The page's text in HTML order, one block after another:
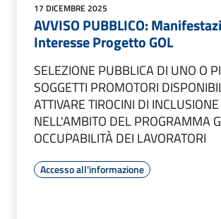
17 DICEMBRE 2025
AVVISO PUBBLICO:
Interesse Progetto GOL
SELEZIONE PUBBLICA DI UNO O
SOGGETTI PROMOTORI
ATTIVARE TIROCINI DI
NELL'AMBITO DEL PROGRAMMA
OCCUPABILITÀ DEI LAVORATORI
Accesso all'informazione